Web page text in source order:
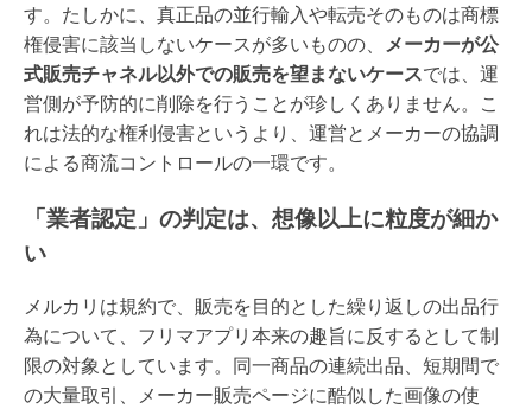
す。たしかに、真正品の並行輸入や転売そのものは商標
権侵害に該当しないケースが多いものの、 メーカーが公
式販売チャネル以外での販売を望まないケースでは、運
営側が予防的に削除を行うことが珍しくありません。こ
れは法的な権利侵害というより、運営とメーカーの協調
による商流コントロールの一環です。
「業者認定」の判定は、想像以上に粒度が細か
い
メルカリは規約で、販売を目的とした繰り返しの出品行
為について、フリマアプリ本来の趣旨に反するとして制
限の対象としています。同一商品の連続出品、短期間で
の大量取引、メーカー販売ページに酷似した画像の使